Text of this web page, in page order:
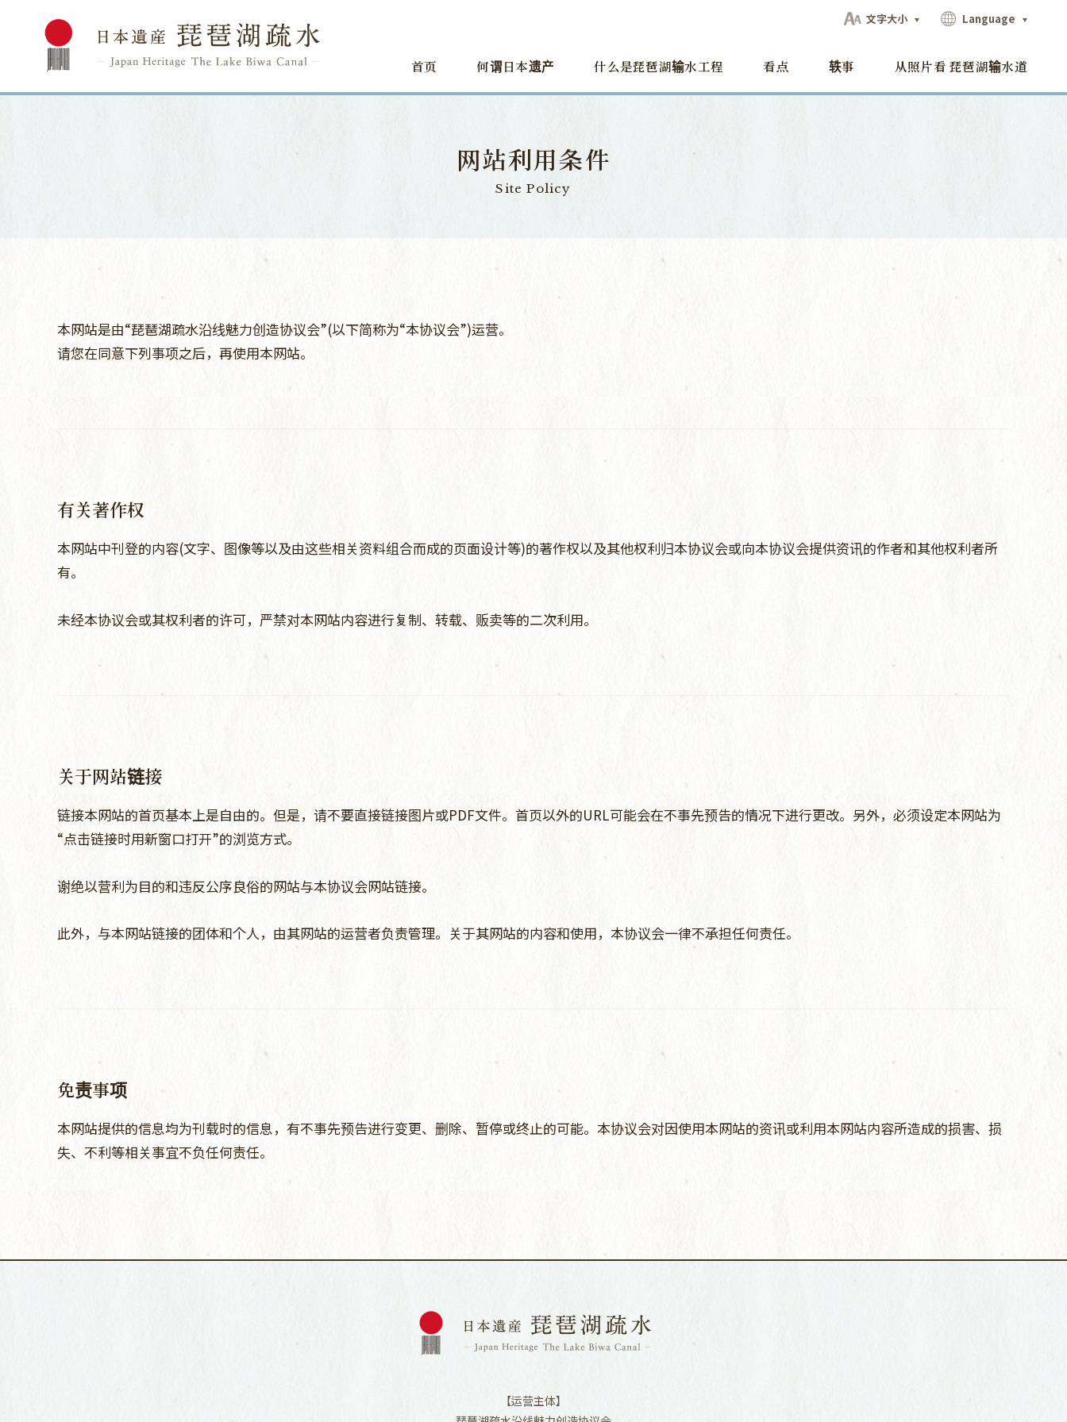
文字大小 Language
首页 何谓日本遗产 什么是琵琶湖输水工程 看点 轶事 从照片看 琵琶湖输水道
网站利用条件
Site Policy
本网站是由“琵琶湖疏水沿线魅力创造协议会”(以下简称为“本协议会”)运营。
请您在同意下列事项之后，再使用本网站。
有关著作权
本网站中刊登的内容(文字、图像等以及由这些相关资料组合而成的页面设计等)的著作权以及其他权利归本协议会或向本协议会提供资讯的作者和其他权利者所
有。
未经本协议会或其权利者的许可，严禁对本网站内容进行复制、转载、贩卖等的二次利用。
关于网站链接
链接本网站的首页基本上是自由的。但是，请不要直接链接图片或PDF文件。首页以外的URL可能会在不事先预告的情况下进行更改。另外，必须设定本网站为
“点击链接时用新窗口打开”的浏览方式。
谢绝以营利为目的和违反公序良俗的网站与本协议会网站链接。
此外，与本网站链接的团体和个人，由其网站的运营者负责管理。关于其网站的内容和使用，本协议会一律不承担任何责任。
免责事项
本网站提供的信息均为刊载时的信息，有不事先预告进行变更、删除、暂停或终止的可能。本协议会对因使用本网站的资讯或利用本网站内容所造成的损害、损
失、不利等相关事宜不负任何责任。
【运营主体】